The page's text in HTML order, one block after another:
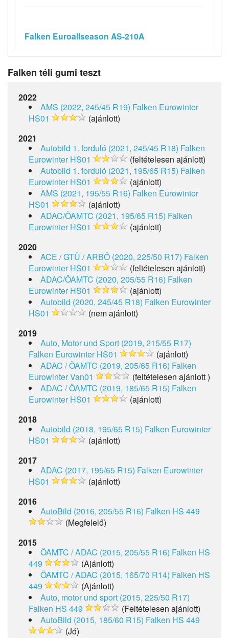
Falken Euroallseason AS-210A
Falken téli gumi teszt
2022
AMS (2022, 245/45 R19) Falken Eurowinter
HS01
(ajánlott)
2021
Autobild 1. forduló (2021, 245/45 R18) Falken
Eurowinter HS01
(feltételesen ajánlott)
Autobild 1. forduló (2021, 195/65 R15) Falken
Eurowinter HS01
(ajánlott)
AMS (2021, 195/55 R16) Falken Eurowinter
HS01
(ajánlott)
ADAC/ÖAMTC (2021, 195/65 R15) Falken
Eurowinter HS01
(ajánlott)
2020
ACE / GTÜ / ARBÖ (2020, 225/50 R17) Falken
Eurowinter HS01
(feltételesen ajánlott)
ADAC/ÖAMTC (2020, 205/55 R16) Falken
Eurowinter HS01
(ajánlott)
Autobild (2020, 245/45 R18) Falken Eurowinter
HS01
(nem ajánlott)
2019
Auto, Motor und Sport (2019, 215/55 R17)
Falken Eurowinter HS01
(ajánlott)
ADAC / ÖAMTC (2019, 205/65 R16) Falken
Eurowinter Van01
(feltételesen ajánlott )
ADAC / ÖAMTC (2019, 185/65 R15) Falken
Eurowinter HS01
(ajánlott)
2018
Autobild (2018, 195/65 R15) Falken Eurowinter
HS01
(ajánlott)
2017
ADAC (2017, 195/65 R15) Falken Eurowinter
HS01
(ajánlott)
2016
AutoBild (2016, 205/55 R16) Falken HS 449
(Megfelelő)
2015
ÖAMTC / ADAC (2015, 205/55 R16) Falken HS
449
(Ajánlott)
ÖAMTC / ADAC (2015, 165/70 R14) Falken HS
449
(Ajánlott)
Auto, motor und sport (2015, 225/50 R17)
Falken HS 449
(Feltételesen ajánlott)
AutoBild (2015, 185/60 R15) Falken HS 449
(Jó)